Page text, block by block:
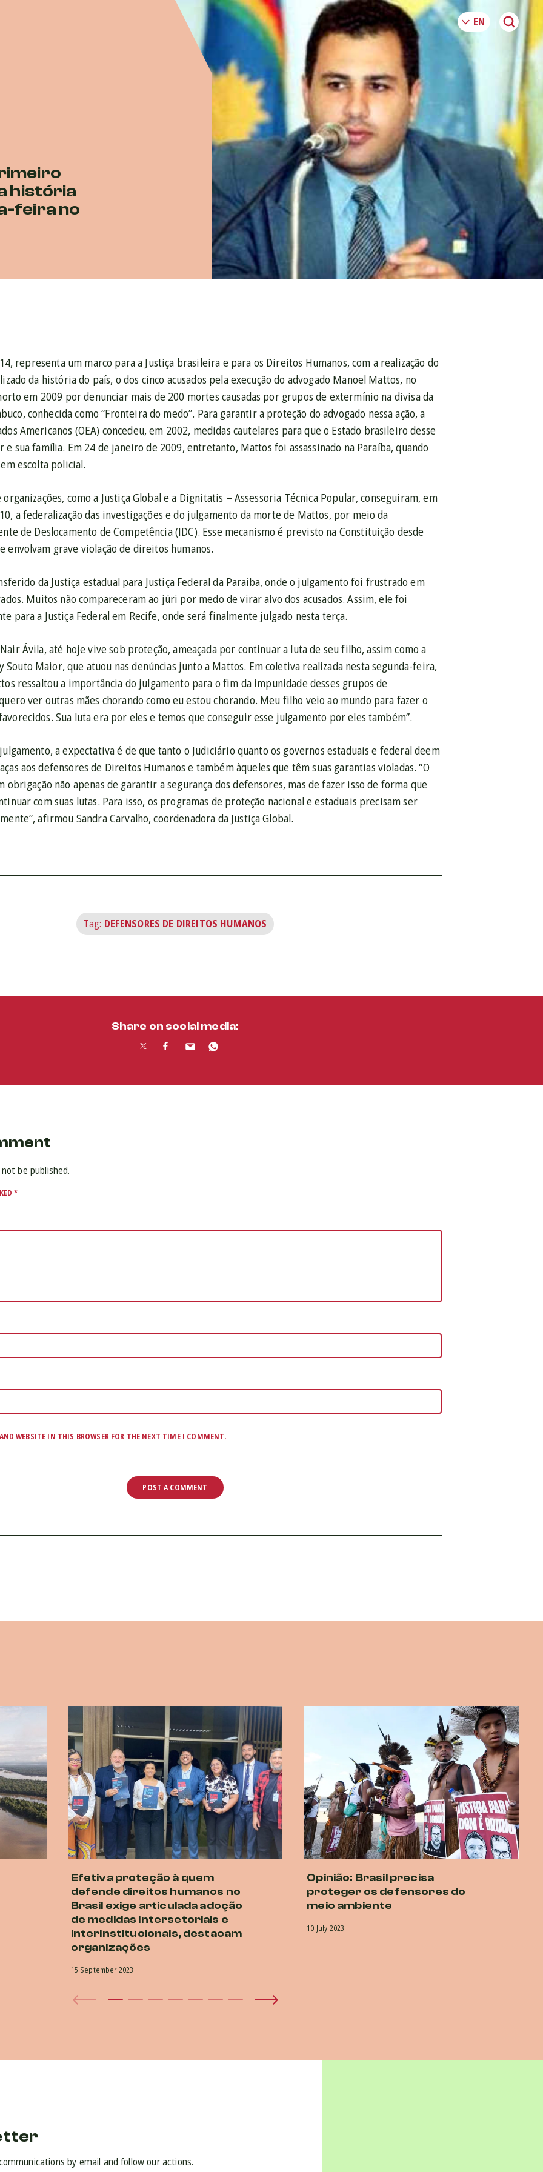
história
feira no
representa um marco para a Justiça brasileira e para os Direitos Humanos, com a realização do
da história do país, o dos cinco acusados pela execução do advogado Manoel Mattos, no
em 2009 por denunciar mais de 200 mortes causadas por grupos de extermínio na divisa da
conhecida como “Fronteira do medo”. Para garantir a proteção do advogado nessa ação, a
Americanos (OEA) concedeu, em 2002, medidas cautelares para que o Estado brasileiro desse
e sua família. Em 24 de janeiro de 2009, entretanto, Mattos foi assassinado na Paraíba, quando
escolta policial.
como a Justiça Global e a Dignitatis – Assessoria Técnica Popular, conseguiram, em
a federalização das investigações e do julgamento da morte de Mattos, por meio da
de Deslocamento de Competência (IDC). Esse mecanismo é previsto na Constituição desde
envolvam grave violação de direitos humanos.
da Justiça estadual para Justiça Federal da Paraíba, onde o julgamento foi frustrado em
Muitos não compareceram ao júri por medo de virar alvo dos acusados. Assim, ele foi
para a Justiça Federal em Recife, onde será finalmente julgado nesta terça.
Ávila, até hoje vive sob proteção, ameaçada por continuar a luta de seu filho, assim como a
Souto Maior, que atuou nas denúncias junto a Mattos. Em coletiva realizada nesta segunda-feira,
ressaltou a importância do julgamento para o fim da impunidade desses grupos de
ver outras mães chorando como eu estou chorando. Meu filho veio ao mundo para fazer o
Sua luta era por eles e temos que conseguir esse julgamento por eles também”.
a expectativa é de que tanto o Judiciário quanto os governos estaduais e federal deem
aos defensores de Direitos Humanos e também àqueles que têm suas garantias violadas. “O
obrigação não apenas de garantir a segurança dos defensores, mas de fazer isso de forma que
com suas lutas. Para isso, os programas de proteção nacional e estaduais precisam ser
afirmou Sandra Carvalho, coordenadora da Justiça Global.
Tag: DEFENSORES DE DIREITOS HUMANOS
Share on social media:
be published.
*
WEBSITE IN THIS BROWSER FOR THE NEXT TIME I COMMENT.
Efetiva proteção à quem
defende direitos humanos no
Brasil exige articulada adoção
de medidas intersetoriais e
interinstitucionais, destacam
organizações
15 September 2023
Opinião: Brasil precisa
proteger os defensores do
meio ambiente
10 July 2023
by email and follow our actions.